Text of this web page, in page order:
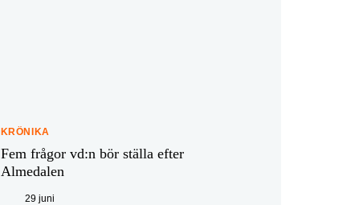
KRÖNIKA
Fem frågor vd:n bör ställa efter
Almedalen
29 juni